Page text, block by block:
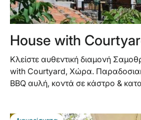
House with
Κλείστε αυθεντική διαμονή
with Courtyard, Χώρα.
BBQ αυλή, κοντά σε κάστρο &